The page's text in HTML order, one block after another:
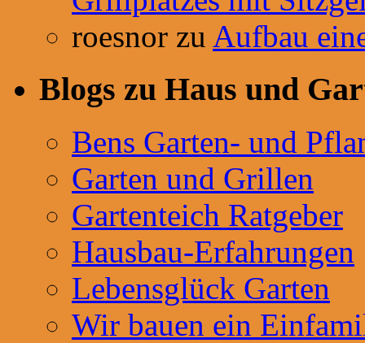
roesnor zu Aufbau
Blogs zu Haus und
Bens Garten- und
Garten und Grillen
Gartenteich Ratgeber
Hausbau-Erfahrungen
Lebensglück Garten
Wir bauen ein